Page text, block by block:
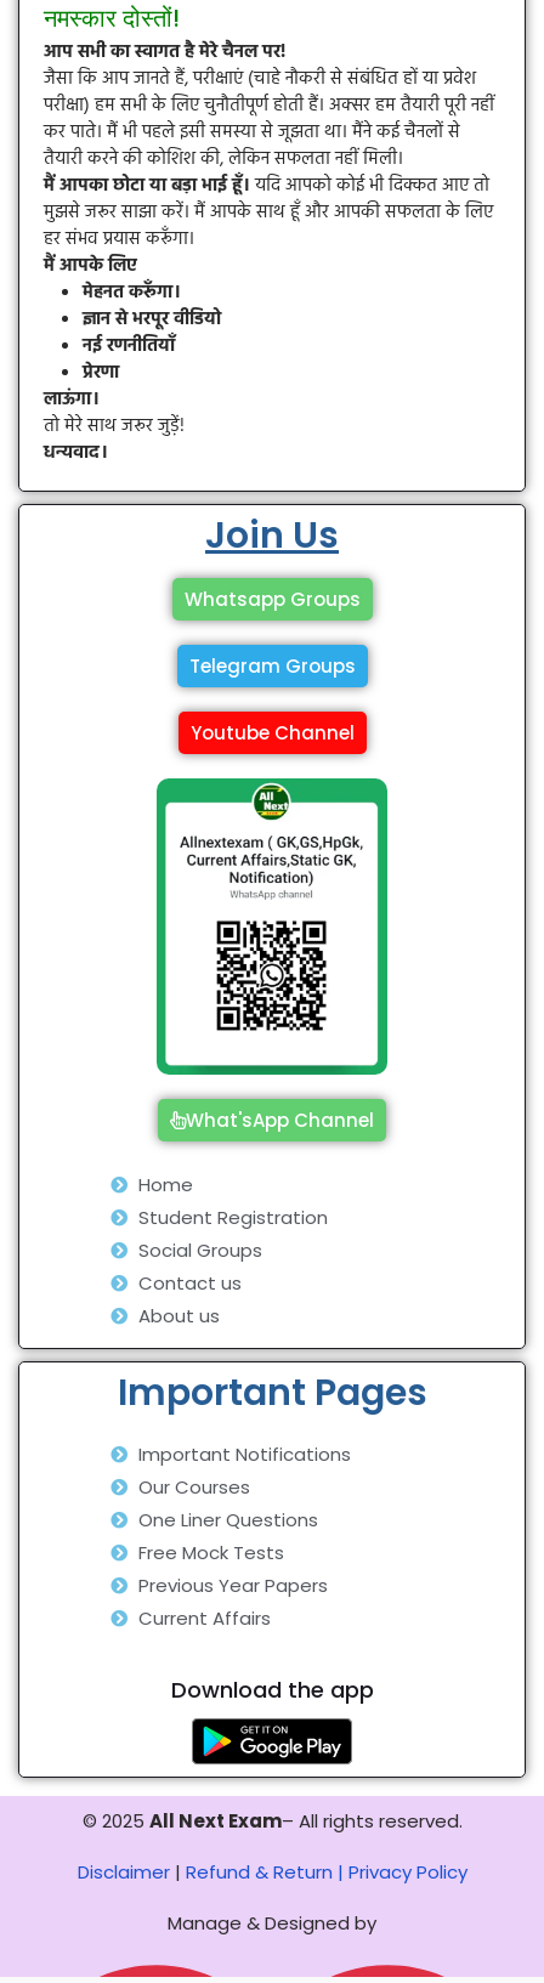
नमस्कार दोस्तों!
आप सभी का स्वागत है मेरे चैनल पर!
जैसा कि आप जानते हैं, परीक्षाएं (चाहे नौकरी से संबंधित हों या प्रवेश
परीक्षा) हम सभी के लिए चुनौतीपूर्ण होती हैं। अक्सर हम तैयारी पूरी नहीं
कर पाते। मैं भी पहले इसी समस्या से जूझता था। मैंने कई चैनलों से
तैयारी करने की कोशिश की, लेकिन सफलता नहीं मिली।
मैं आपका छोटा या बड़ा भाई हूँ।यदि आपको कोई भी दिक्कत आए तो
मुझसे जरूर साझा करें। मैं आपके साथ हूँ और आपकी सफलता के लिए
हर संभव प्रयास करूँगा।
मैं आपके लिए
मेहनत करूँगा।
ज्ञान से भरपूर वीडियो
नई रणनीतियाँ
प्रेरणा
लाऊंगा।
तो मेरे साथ जरूर जुड़ें!
धन्यवाद।
Join Us
Whatsapp Groups
Telegram Groups
Youtube Channel
What'sApp Channel
Home
Student Registration
Social Groups
Contact us
About us
Important Pages
Important Notifications
Our Courses
One Liner Questions
Free Mock Tests
Previous Year Papers
Current Affairs
Download the app
© 2025 All Next Exam– All rights reserved.
Disclaimer| Refund & Return | Privacy Policy
Manage & Designed by